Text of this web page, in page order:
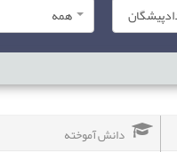
همه
دانش آموخته